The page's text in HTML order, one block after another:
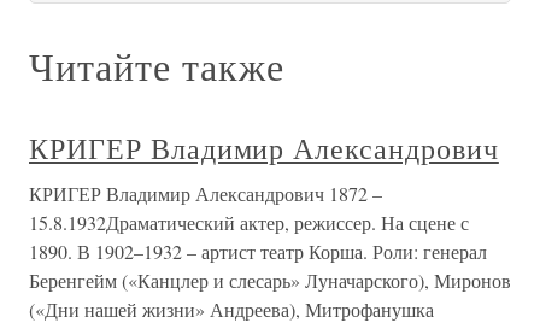
Читайте также
КРИГЕР Владимир Александрович
КРИГЕР Владимир Александрович 1872 –
15.8.1932Драматический актер, режиссер. На сцене с
1890. В 1902–1932 – артист театр Корша. Роли: генерал
Беренгейм («Канцлер и слесарь» Луначарского), Миронов
(«Дни нашей жизни» Андреева), Митрофанушка